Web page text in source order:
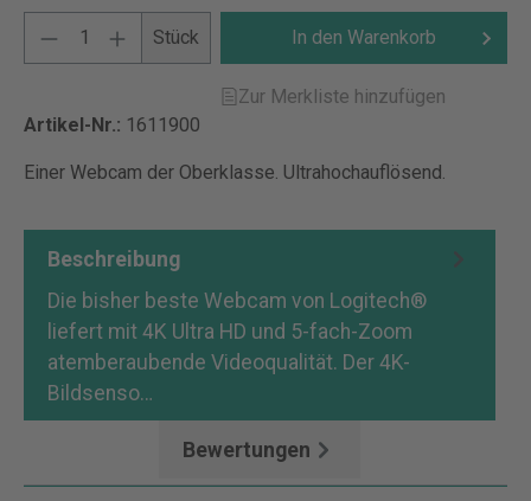
Stück In den Warenkorb
Zur Merkliste hinzufügen
Artikel-Nr.: 1611900
Einer Webcam der Oberklasse. Ultrahochauflösend.
Beschreibung
Die bisher beste Webcam von Logitech®
liefert mit 4K Ultra HD und 5-fach-Zoom
atemberaubende Videoqualität. Der 4K-
Bildsenso…
Bewertungen